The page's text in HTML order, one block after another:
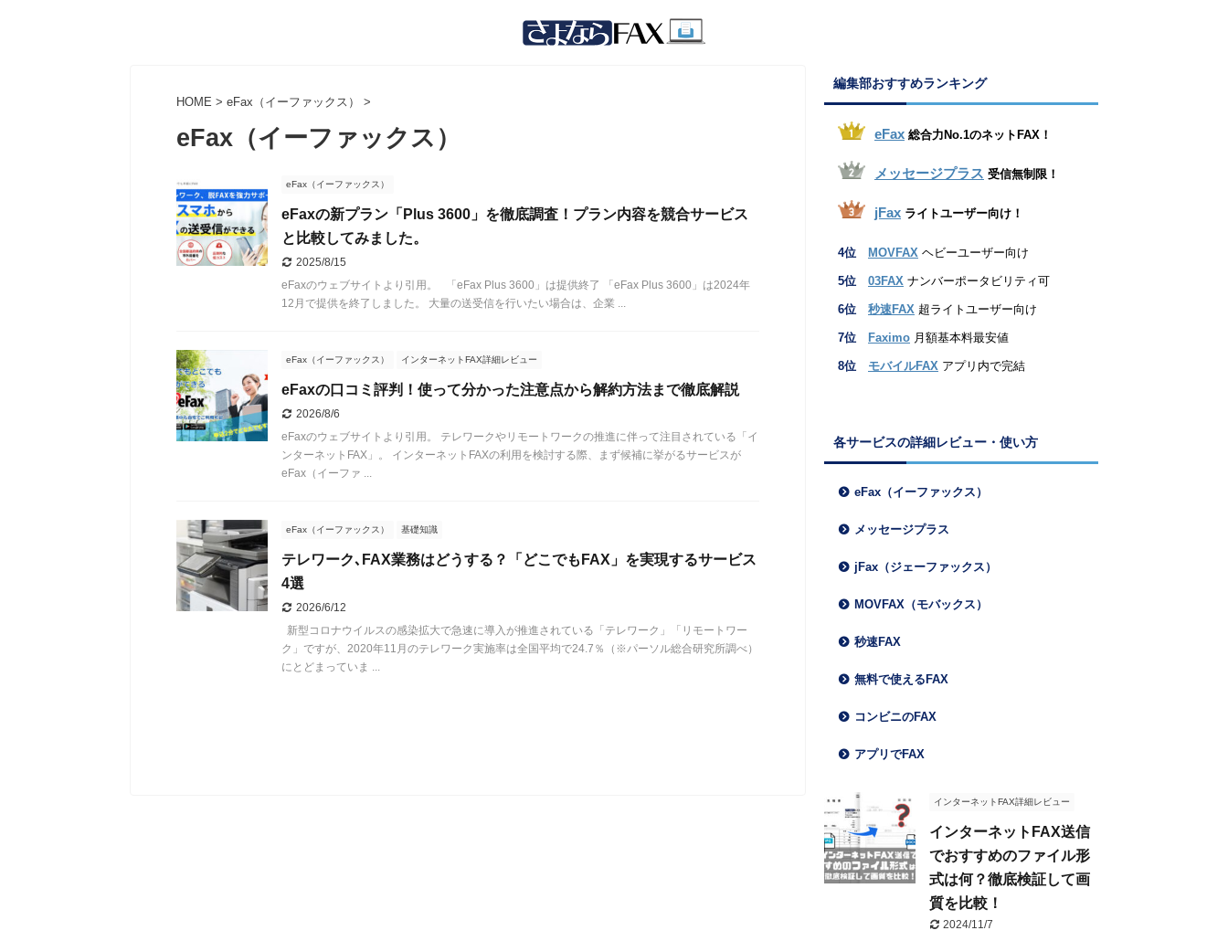
HOME > eFax（イーファックス） >
eFax（イーファックス）
eFax（イーファックス）
eFaxの新プラン「Plus 3600」を徹底調査！プラン内容を競合サービス
と比較してみました。
2025/8/15
eFaxのウェブサイトより引用。 「eFax Plus 3600」は提供終了 「eFax Plus 3600」は2024年
12月で提供を終了しました。 大量の送受信を行いたい場合は、企業 ...
eFax（イーファックス） インターネットFAX詳細レビュー
eFaxの口コミ評判！使って分かった注意点から解約方法まで徹底解説
2026/8/6
eFaxのウェブサイトより引用。 テレワークやリモートワークの推進に伴って注目されている「イ
ンターネットFAX」。 インターネットFAXの利用を検討する際、まず候補に挙がるサービスが
eFax（イーファ ...
eFax（イーファックス） 基礎知識
テレワーク､FAX業務はどうする？「どこでもFAX」を実現するサービス
4選
2026/6/12
新型コロナウイルスの感染拡大で急速に導入が推進されている「テレワーク」「リモートワー
ク」ですが、2020年11月のテレワーク実施率は全国平均で24.7％（※パーソル総合研究所調べ）
にとどまっていま ...
編集部おすすめランキング
eFax 総合力No.1のネットFAX！
メッセージプラス 受信無制限！
jFax ライトユーザー向け！
4位 MOVFAX ヘビーユーザー向け
5位 03FAX ナンバーポータビリティ可
6位 秒速FAX 超ライトユーザー向け
7位 Faximo 月額基本料最安値
8位 モバイルFAX アプリ内で完結
各サービスの詳細レビュー・使い方
eFax（イーファックス）
メッセージプラス
jFax（ジェーファックス）
MOVFAX（モバックス）
秒速FAX
無料で使えるFAX
コンビニのFAX
アプリでFAX
インターネットFAX詳細レビュー
インターネットFAX送信
でおすすめのファイル形
式は何？徹底検証して画
質を比較！
2024/11/7